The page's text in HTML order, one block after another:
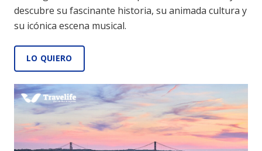
descubre su fascinante historia, su animada cultura y
su icónica escena musical.
LO QUIERO